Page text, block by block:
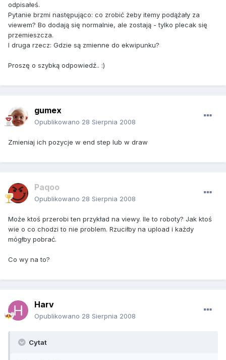
odpisałeś.
Pytanie brzmi następująco: co zrobić żeby itemy podążały za
viewem? Bo dodają się normalnie, ale zostają - tylko plecak się
przemieszcza.
I druga rzecz: Gdzie są zmienne do ekwipunku?
Proszę o szybką odpowiedź.. :)
gumex
Opublikowano 28 Sierpnia 2008
Zmieniaj ich pozycje w end step lub w draw
Paqoo
Opublikowano 28 Sierpnia 2008
Może ktoś przerobi ten przykład na viewy. Ile to roboty? Jak ktoś
wie o co chodzi to nie problem. Rzuciłby na upload i każdy
mógłby pobrać.
Co wy na to?
Harv
Opublikowano 28 Sierpnia 2008
Cytat